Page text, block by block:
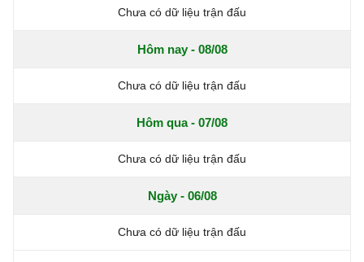
Chưa có dữ liệu trận đấu
Hôm nay - 08/08
Chưa có dữ liệu trận đấu
Hôm qua - 07/08
Chưa có dữ liệu trận đấu
Ngày - 06/08
Chưa có dữ liệu trận đấu